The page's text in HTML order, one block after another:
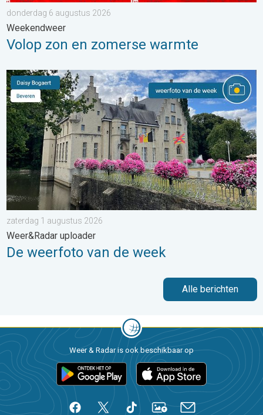
donderdag 6 augustus 2026
Weekendweer
Volop zon en zomerse warmte
De weerfoto van de week. Weer&Radar uploader. . . zaterdag
zaterdag 1 augustus 2026
Weer&Radar uploader
De weerfoto van de week
Alle berichten
Weer & Radar is ook beschikbaar op